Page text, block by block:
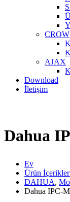
CROW
AJAX
Download
İletişim
Dahua
Ev
Ürün
DAHUA,
Dahua IPC-